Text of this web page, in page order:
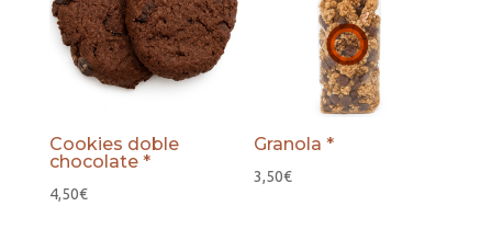
Cookies doble
chocolate *
4,50€
Granola *
3,50€